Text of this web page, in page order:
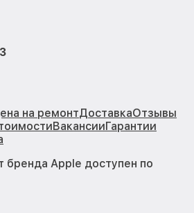
на ремонтДоставкаОтзывы
ВакансииГарантии
бренда Apple доступен по